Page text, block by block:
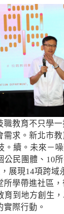
職教育不只學
求。新北市教
。續。未來－
公民團體、10
展現14項跨域
所學帶進社區，
育到地方創生
際行動。